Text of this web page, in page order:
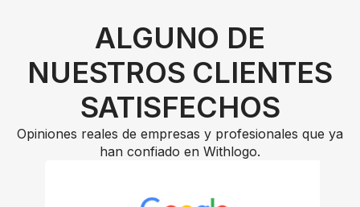
ALGUNO DE
NUESTROS CLIENTES
SATISFECHOS
Opiniones reales de empresas y profesionales que ya
han confiado en Withlogo.